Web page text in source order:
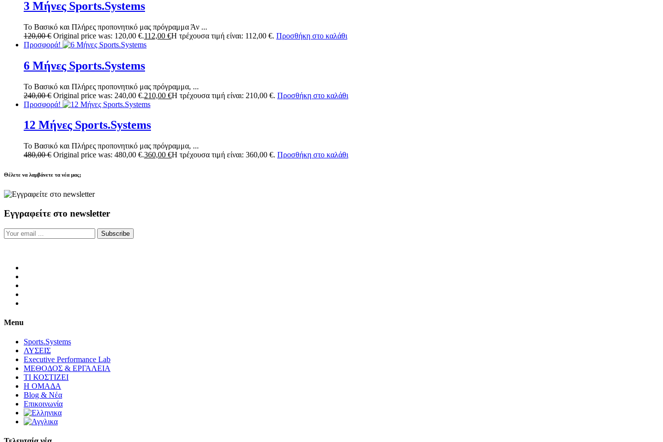
3 Μήνες Sports.Systems
Το Βασικό και Πλήρες προπονητικό μας πρόγραμμα Άν ...
120,00€ Original price was: 120,00 €.112,00 €Η τρέχουσα τιμή είναι: 112,00 €. Προσθήκη στο καλάθι
Προσφορά!
6 Μήνες Sports.Systems
Το Βασικό και Πλήρες προπονητικό μας πρόγραμμα, ...
240,00€ Original price was: 240,00 €.210,00 €Η τρέχουσα τιμή είναι: 210,00 €. Προσθήκη στο καλάθι
Προσφορά!
12 Μήνες Sports.Systems
Το Βασικό και Πλήρες προπονητικό μας πρόγραμμα, ...
480,00€ Original price was: 480,00 €.360,00 €Η τρέχουσα τιμή είναι: 360,00 €. Προσθήκη στο καλάθι
Θέλετε να λαμβάνετε τα νέα μας;
Εγγραφείτε στο newsletter
Subscribe
Menu
Sports.Systems
ΛΥΣΕΙΣ
Executive Performance Lab
ΜΕΘΟΔΟΣ & ΕΡΓΑΛΕΙΑ
ΤΙ ΚΟΣΤΙΖΕΙ
Η ΟΜΑΔΑ
Blog & Νέα
Επικοινωνία